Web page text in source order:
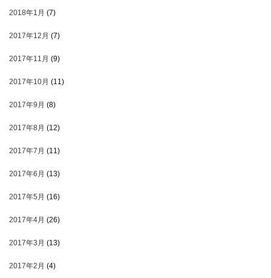
2018年1月 (7)
2017年12月 (7)
2017年11月 (9)
2017年10月 (11)
2017年9月 (8)
2017年8月 (12)
2017年7月 (11)
2017年6月 (13)
2017年5月 (16)
2017年4月 (26)
2017年3月 (13)
2017年2月 (4)